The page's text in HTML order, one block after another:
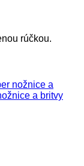
rúčkou.
nožnice a
a britvy